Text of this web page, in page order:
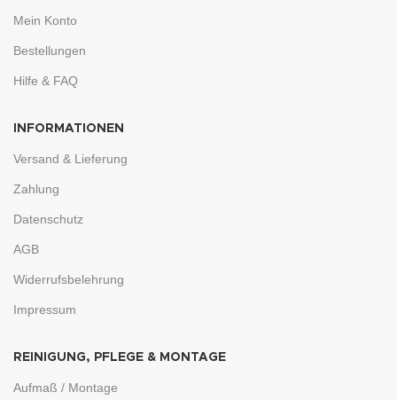
Mein Konto
Bestellungen
Hilfe & FAQ
INFORMATIONEN
Versand & Lieferung
Zahlung
Datenschutz
AGB
Widerrufsbelehrung
Impressum
REINIGUNG, PFLEGE & MONTAGE
Aufmaß / Montage